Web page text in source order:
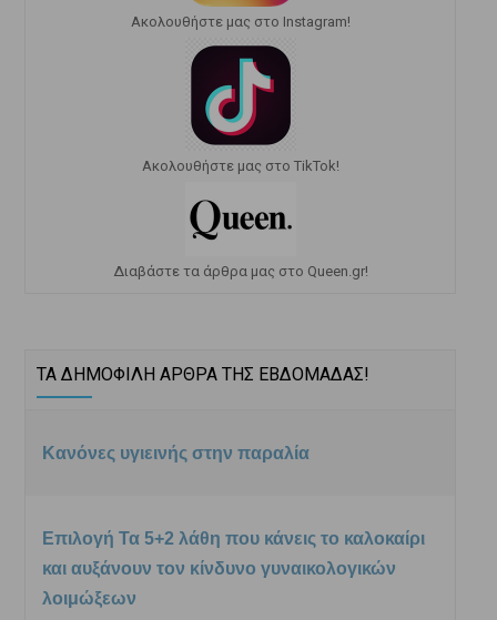
Ακολουθήστε μας στο Instagram!
Ακολουθήστε μας στο TikTok!
Διαβάστε τα άρθρα μας στο Queen.gr!
ΤΑ ΔΗΜΟΦΙΛΗ ΑΡΘΡΑ ΤΗΣ ΕΒΔΟΜΑΔΑΣ!
Κανόνες υγιεινής στην παραλία
Επιλογή Τα 5+2 λάθη που κάνεις το καλοκαίρι
και αυξάνουν τον κίνδυνο γυναικολογικών
λοιμώξεων